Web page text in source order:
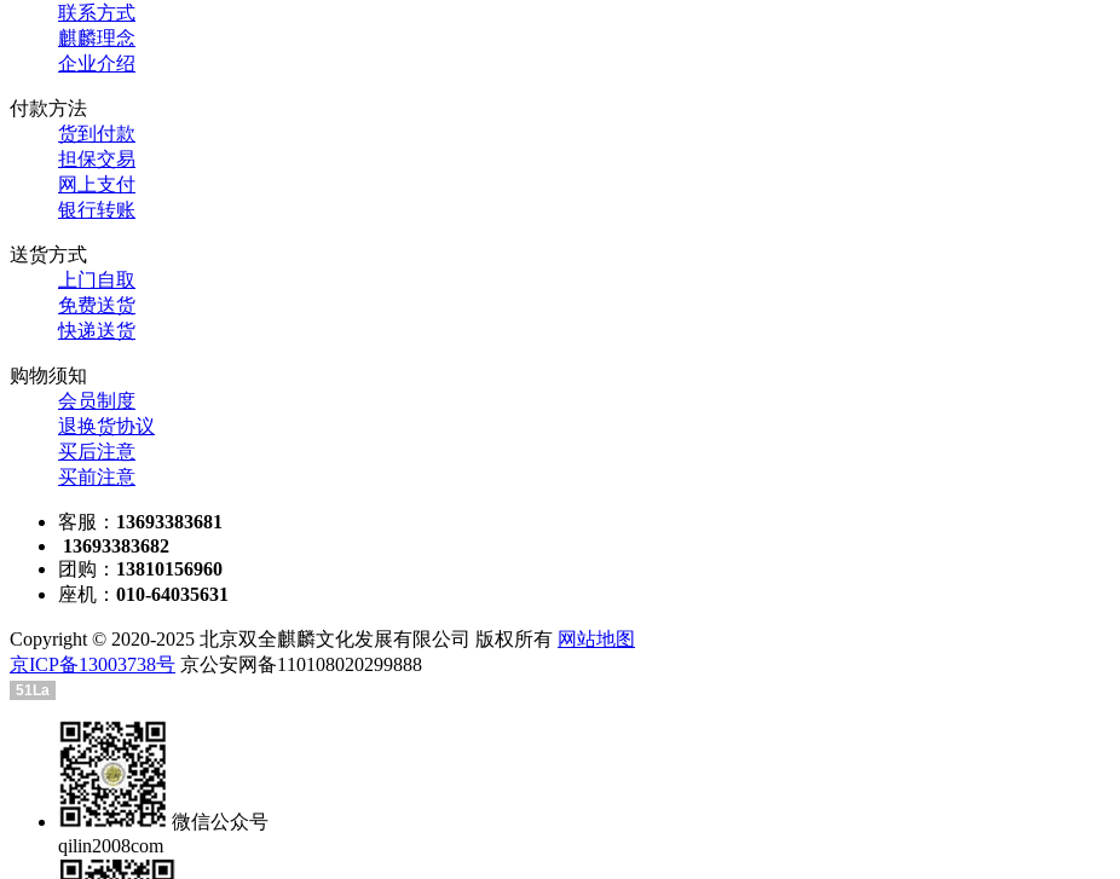
联系方式
麒麟理念
企业介绍
付款方法
货到付款
担保交易
网上支付
银行转账
送货方式
上门自取
免费送货
快递送货
购物须知
会员制度
退换货协议
买后注意
买前注意
客服： 13693383681
13693383682
团购： 13810156960
座机： 010-64035631
Copyright © 2020-2025 北京双全麒麟文化发展有限公司 版权所有 网站地图
京ICP备13003738号 京公安网备110108020299888
51La
微信公众号
qilin2008com